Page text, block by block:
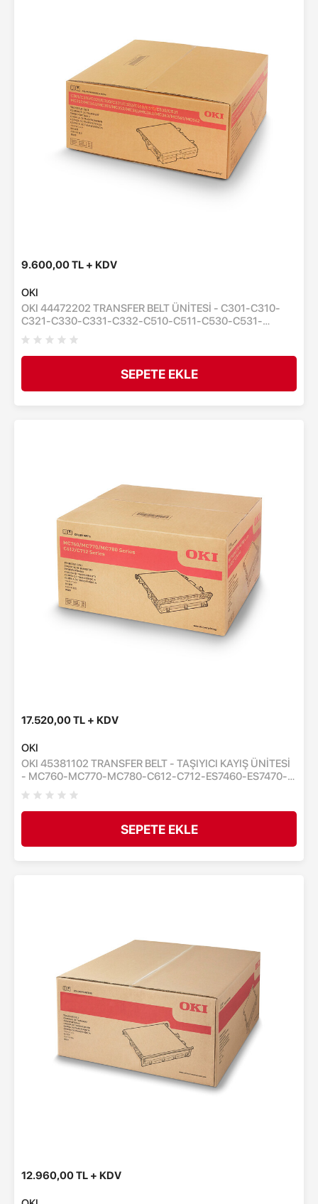
9.600,00 TL + KDV
OKI
OKI 44472202 TRANSFER BELT ÜNİTESİ - C301-C310-
C321-C330-C331-C332-C510-C511-C530-C531-
MC332-MC342-MC351-MC352-MC361-MC362-
MC363-MC561-MC562 - TAŞIYICI KAYIŞ ÜNİTESİ -
60,000 SAYFA
SEPETE EKLE
17.520,00 TL + KDV
OKI
OKI 45381102 TRANSFER BELT - TAŞIYICI KAYIŞ ÜNİTESİ
- MC760-MC770-MC780-C612-C712-ES7460-ES7470-
ES6412-ES7412 - 60,000 SAYFA
SEPETE EKLE
12.960,00 TL + KDV